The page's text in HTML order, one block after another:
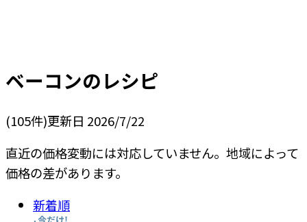
ベーコンのレシピ
(105件)更新日 2026/7/22
直近の価格変動には対応していません。地域によって
価格の差があります。
新着順